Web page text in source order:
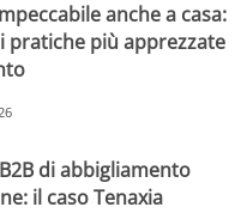
anche a casa:
pratiche più apprezzate
di abbigliamento
il caso Tenaxia